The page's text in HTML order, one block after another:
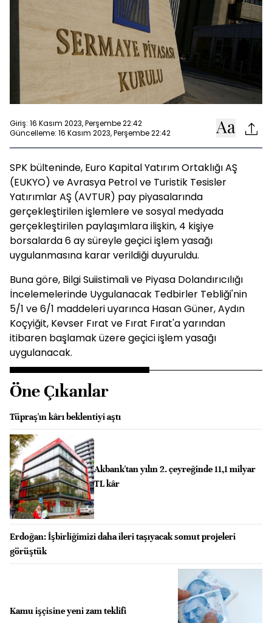
Giriş: 16 Kasım 2023, Perşembe 22:42
Güncelleme: 16 Kasım 2023, Perşembe 22:42
SPK bülteninde, Euro Kapital Yatırım Ortaklığı AŞ
(EUKYO) ve Avrasya Petrol ve Turistik Tesisler
Yatırımlar AŞ (AVTUR) pay piyasalarında
gerçekleştirilen işlemlere ve sosyal medyada
gerçekleştirilen paylaşımlara ilişkin, 4 kişiye
borsalarda 6 ay süreyle geçici işlem yasağı
uygulanmasına karar verildiği duyuruldu.
Buna göre, Bilgi Suiistimali ve Piyasa Dolandırıcılığı
İncelemelerinde Uygulanacak Tedbirler Tebliği'nin
5/1 ve 6/1 maddeleri uyarınca Hasan Güner, Aydın
Koçyiğit, Kevser Fırat ve Fırat Fırat'a yarından
itibaren başlamak üzere geçici işlem yasağı
uygulanacak.
Öne Çıkanlar
Tüpraş'ın kârı beklentiyi aştı
Akbank'tan yılın 2. çeyreğinde 11,1 milyar
TL kâr
Erdoğan: İşbirliğimizi daha ileri taşıyacak somut projeleri
görüştük
Kamu işçisine yeni zam teklifi